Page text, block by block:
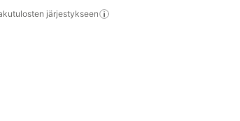
järjestykseen